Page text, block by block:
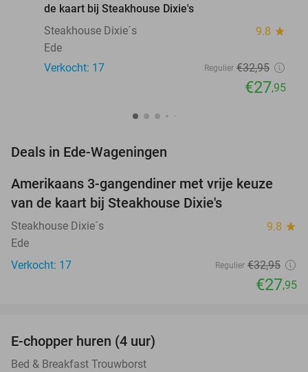
de kaart bij Steakhouse Dixie's
Steakhouse Dixie´s
9.8 star
Ede
Verkocht: 17
Regulier €32,95
€27,95
Deals in Ede-Wageningen
15%
Amerikaans 3-gangendiner met vrije keuze
van de kaart bij Steakhouse Dixie's
Steakhouse Dixie´s 9.8 star
Ede
Verkocht: 17
Regulier €32,95
€27,95
NEW
TODAY
E-chopper huren (4 uur)
Bed & Breakfast Trouwborst